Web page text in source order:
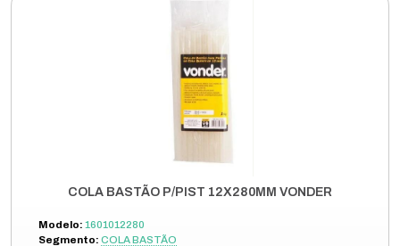
COLA BASTÃO P/PIST 12X280MM VONDER
Modelo: 1601012280
Segmento: COLA BASTÃO